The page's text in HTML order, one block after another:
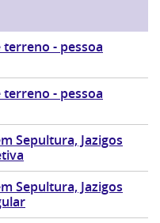
terreno - pessoa
terreno - pessoa
Sepultura, Jazigos
Sepultura, Jazigos